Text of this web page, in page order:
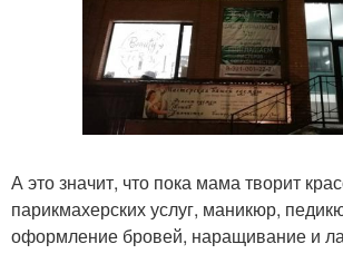
А это значит, что пока мама творит
парикмахерских услуг, маникюр,
оформление бровей, наращивание и